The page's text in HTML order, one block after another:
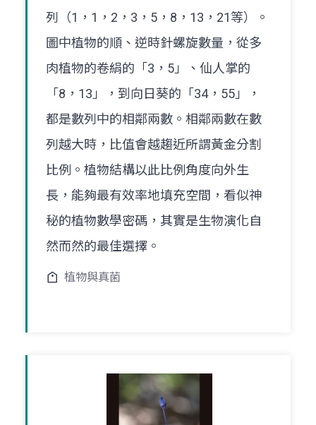
列（1，1，2，3，5，8，13，21等）。
圖中植物的順、逆時針螺旋數量，從多
肉植物的卷絹的「3，5」、仙人掌的
「8，13」，到向日葵的「34，55」，
都是數列中的相鄰兩數。相鄰兩數在數
列越大時，比值會越趨近所謂黃金分割
比例。植物結構以此比例角度向外生
長，能夠最有效率地填充空間，看似神
秘的植物數學密碼，其實是生物演化自
然而然的最佳選擇。
植物與真菌